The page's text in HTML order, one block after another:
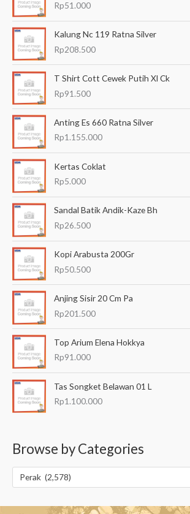
a
u
n
u
Rp51.000
Kalung Nc 119 Ratna Silver
Rp208.500
T Shirt Cott Cewek Putih Xl Ck
Rp91.500
Anting Es 660 Ratna Silver
Rp1.155.000
Kertas Coklat
Rp5.000
Sandal Batik Andik-Kaze Bh
Rp26.500
Kopi Arabusta 200Gr
Rp50.500
Anjing Sisir 20 Cm Pa
Rp201.500
Top Arium Elena Hokkya
Rp91.000
Tas Songket Belawan 01 L
Rp1.100.000
Browse by Categories
Perak (2,578)